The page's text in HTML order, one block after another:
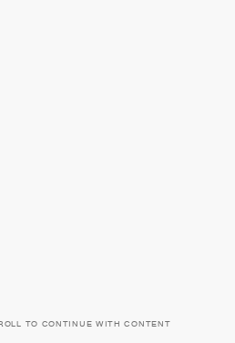
TO CONTINUE WITH CONTENT